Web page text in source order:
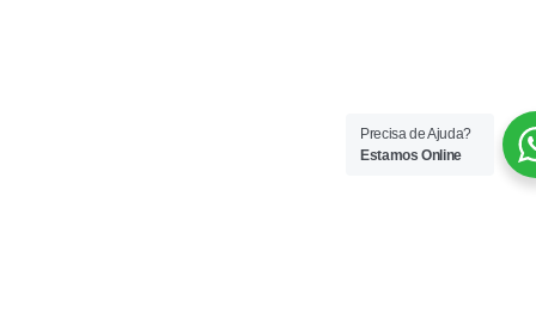
Precisa de Ajuda?
Estamos Online